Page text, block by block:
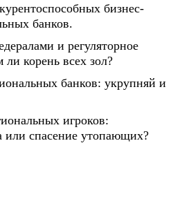
бизнес-
банков.
и регуляторное
ли корень всех зол?
банков: укрупняй и
игроков:
или спасение утопающих?